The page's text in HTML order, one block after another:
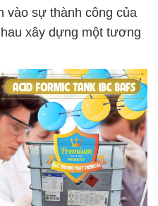
vào sự thành công của
xây dựng một tương